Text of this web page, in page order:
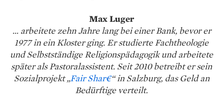
Max Luger
... arbeitete zehn Jahre lang bei einer Bank, bevor er
1977 in ein Kloster ging. Er studierte Fachtheologie
und Selbstständige Religionspädagogik und arbeitete
später als Pastoralassistent. Seit 2010 betreibt er sein
Sozialprojekt „Fair Shar€“ in Salzburg, das Geld an
Bedürftige verteilt.